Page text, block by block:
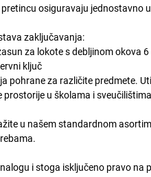
osiguravaju jednostavno
zaključavanja:
za lokote s debljinom okova 6
ključ
pohrane za različite predmete.
prostorije u školama i
u našem standardnom
i stoga isključeno pravo na